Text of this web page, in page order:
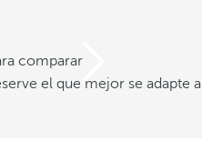
comparar
el que mejor se adapte